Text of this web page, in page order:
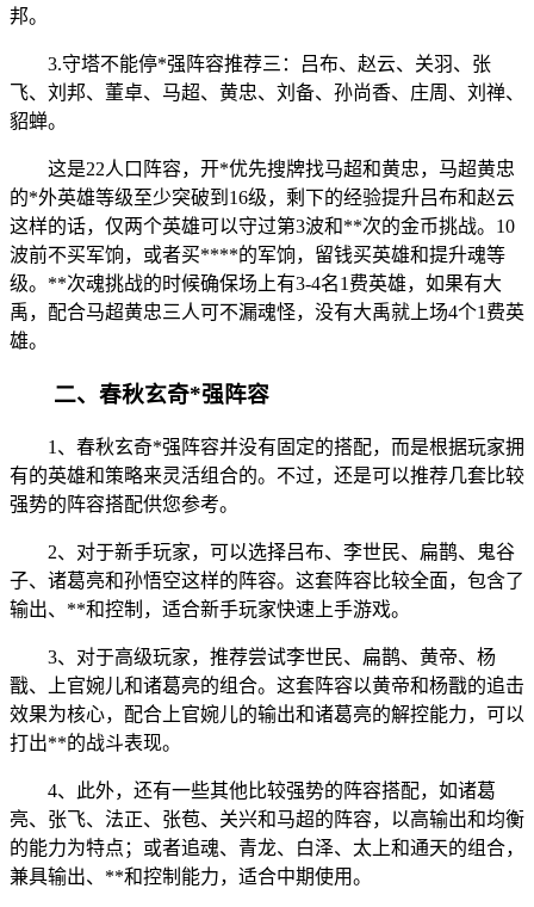
邦。
3.守塔不能停*强阵容推荐三：吕布、赵云、关羽、张
飞、刘邦、董卓、马超、黄忠、刘备、孙尚香、庄周、刘禅、
貂蝉。
这是22人口阵容，开*优先搜牌找马超和黄忠，马超黄忠
的*外英雄等级至少突破到16级，剩下的经验提升吕布和赵云
这样的话，仅两个英雄可以守过第3波和**次的金币挑战。10
波前不买军饷，或者买****的军饷，留钱买英雄和提升魂等
级。**次魂挑战的时候确保场上有3-4名1费英雄，如果有大
禹，配合马超黄忠三人可不漏魂怪，没有大禹就上场4个1费英
雄。
二、春秋玄奇*强阵容
1、春秋玄奇*强阵容并没有固定的搭配，而是根据玩家拥
有的英雄和策略来灵活组合的。不过，还是可以推荐几套比较
强势的阵容搭配供您参考。
2、对于新手玩家，可以选择吕布、李世民、扁鹊、鬼谷
子、诸葛亮和孙悟空这样的阵容。这套阵容比较全面，包含了
输出、**和控制，适合新手玩家快速上手游戏。
3、对于高级玩家，推荐尝试李世民、扁鹊、黄帝、杨
戬、上官婉儿和诸葛亮的组合。这套阵容以黄帝和杨戬的追击
效果为核心，配合上官婉儿的输出和诸葛亮的解控能力，可以
打出**的战斗表现。
4、此外，还有一些其他比较强势的阵容搭配，如诸葛
亮、张飞、法正、张苞、关兴和马超的阵容，以高输出和均衡
的能力为特点；或者追魂、青龙、白泽、太上和通天的组合，
兼具输出、**和控制能力，适合中期使用。